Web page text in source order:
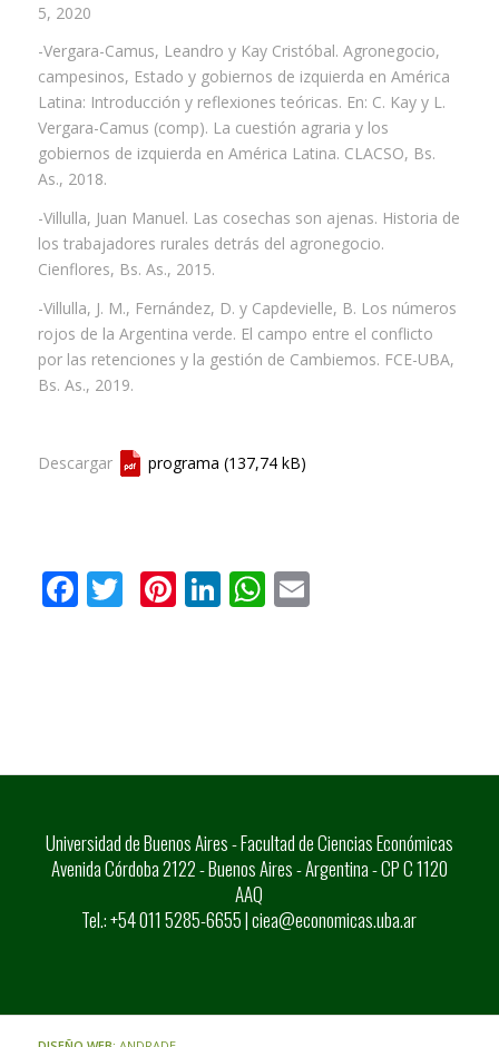
5, 2020
-Vergara-Camus, Leandro y Kay Cristóbal. Agronegocio,
campesinos, Estado y gobiernos de izquierda en América
Latina: Introducción y reflexiones teóricas. En: C. Kay y L.
Vergara-Camus (comp). La cuestión agraria y los
gobiernos de izquierda en América Latina. CLACSO, Bs.
As., 2018.
-Villulla, Juan Manuel. Las cosechas son ajenas. Historia de
los trabajadores rurales detrás del agronegocio.
Cienflores, Bs. As., 2015.
-Villulla, J. M., Fernández, D. y Capdevielle, B. Los números
rojos de la Argentina verde. El campo entre el conflicto
por las retenciones y la gestión de Cambiemos. FCE-UBA,
Bs. As., 2019.
Descargar programa
Facebook
Twitter
Pinterest
LinkedIn
WhatsApp
Email
Universidad de Buenos Aires - Facultad de Ciencias Económicas
Avenida Córdoba 2122 - Buenos Aires - Argentina - CP C 1120
AAQ
Tel.: +54 011 5285-6655 |ciea@economicas.uba.ar